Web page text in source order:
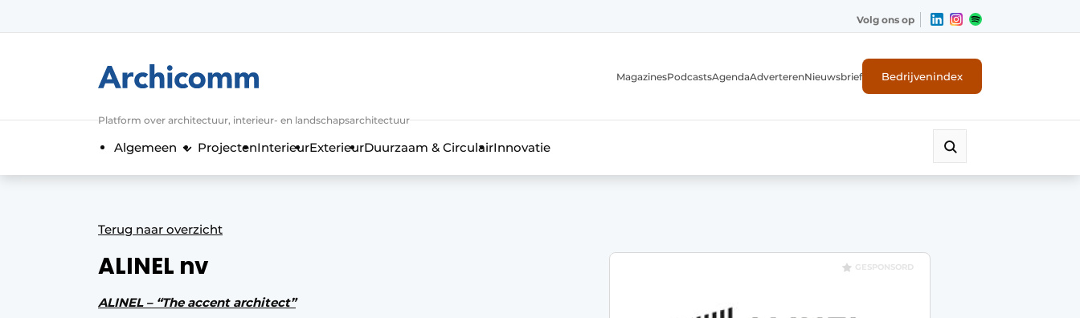
Algemene voorwaarden
Vacature aanmelden
Vacatures
Volg ons op
Platform over architectuur, interieur- en landschapsarchitectuur
MagazinesPodcastsAgendaAdverterenNieuwsbrief Bedrijvenindex
Algemeen ProjectenInterieurExterieurDuurzaam & CirculairInnovatie
Terug naar overzicht
ALINEL nv
ALINEL – “The accent architect”
GESPONSORD